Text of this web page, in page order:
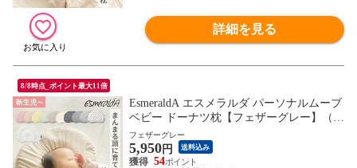
詳細を見る
8/8時点_ポイント最大11倍
EsmeraldA エスメラルダ パーソナルムーブ
ベビー ドーナツ枕【フェザーグレー】（絶
壁防止 向き癖防止 高さ調節 寝汗 通気性抜
群 日本製 綿100% ベビー枕）【送料無料】
フェザーグレー
5,950円 送料込み
54